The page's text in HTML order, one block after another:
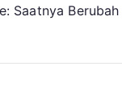
Saatnya